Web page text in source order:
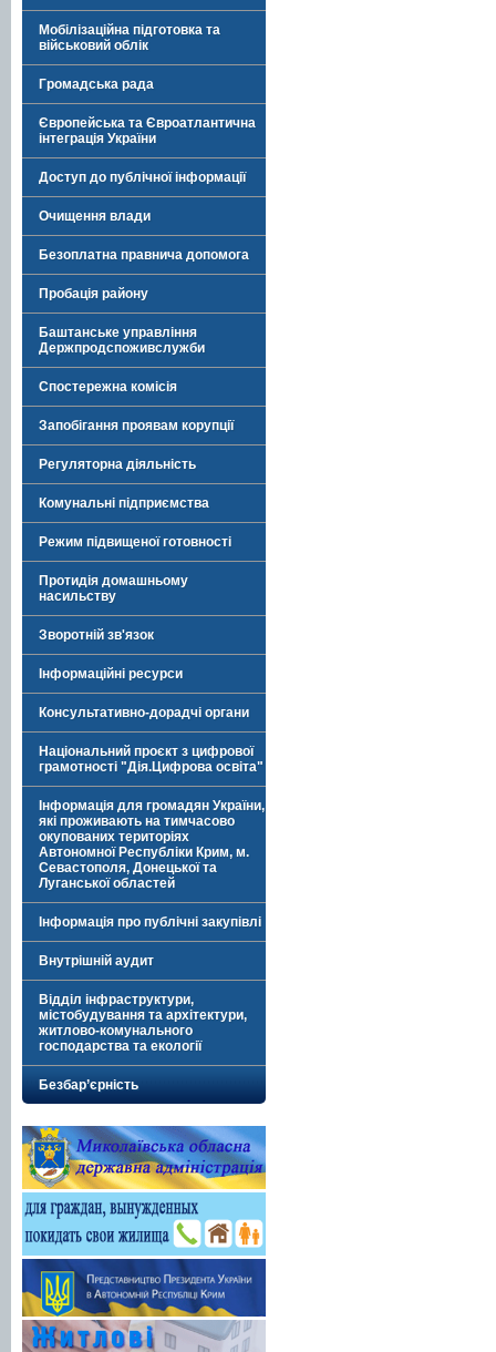
Мобілізаційна підготовка та
військовий облік
Громадська рада
Європейська та Євроатлантична
інтеграція України
Доступ до публічної інформації
Очищення влади
Безоплатна правнича допомога
Пробація району
Баштанське управління
Держпродспоживслужби
Спостережна комісія
Запобігання проявам корупції
Регуляторна діяльність
Комунальні підприємства
Режим підвищеної готовності
Протидія домашньому
насильству
Зворотній зв'язок
Інформаційні ресурси
Консультативно-дорадчі органи
Національний проєкт з цифрової
грамотності "Дія.Цифрова освіта"
Інформація для громадян України,
які проживають на тимчасово
окупованих територіях
Автономної Республіки Крим, м.
Севастополя, Донецької та
Луганської областей
Інформація про публічні закупівлі
Внутрішній аудит
Відділ інфраструктури,
містобудування та архітектури,
житлово-комунального
господарства та екології
Безбар’єрність